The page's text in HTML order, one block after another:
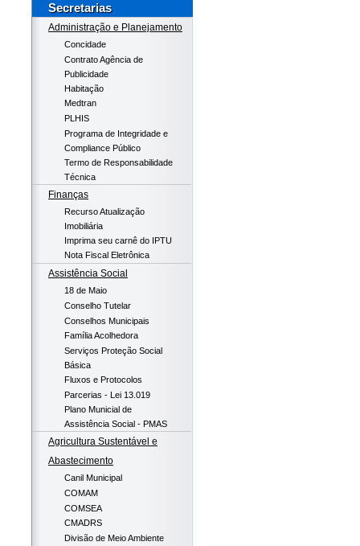
Secretarias
Administração e Planejamento
Concidade
Contrato Agência de
Publicidade
Habitação
Medtran
PLHIS
Programa de Integridade e
Compliance Público
Termo de Responsabilidade
Técnica
Finanças
Recurso Atualização
Imobiliária
Imprima seu carnê do IPTU
Nota Fiscal Eletrônica
Assistência Social
18 de Maio
Conselho Tutelar
Conselhos Municipais
Família Acolhedora
Serviços Proteção Social
Básica
Fluxos e Protocolos
Parcerias - Lei 13.019
Plano Municial de
Assistência Social - PMAS
Agricultura Sustentável e
Abastecimento
Canil Municipal
COMAM
COMSEA
CMADRS
Divisão de Meio Ambiente